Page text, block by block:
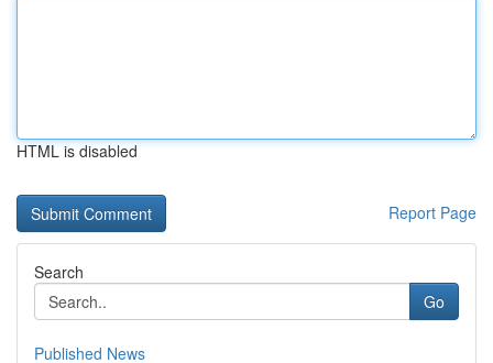
HTML is disabled
Report Page
Search
Go
Published News